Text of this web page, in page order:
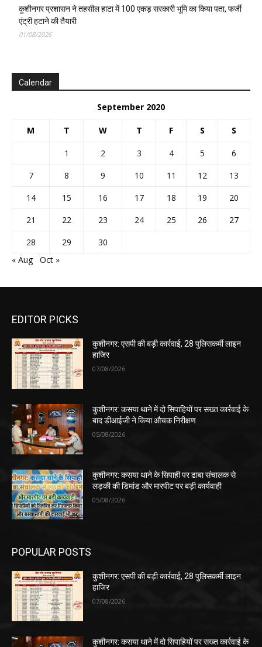
कुशीनगर प्रशासन ने तहसील हाटा में 100 एकड़ सरकारी भूमि का किया पता, फर्जी
एंट्री हटाने की तैयारी
01/08/2026
Calendar
September 2020
M T W T F S S
1 2 3 4 5
6
7
8 9 10 11 12
13
14
15 16 17 18 19
20
21
22 23 24 25 26
27
28
29
30
« Aug
Oct »
EDITOR PICKS
कुशीनगर: एसपी की बड़ी कार्रवाई, 28 पुलिसकर्मी लाइन
हाजिर
07/08/2026
कुशीनगर: कसया थाने में दो सिपाहियों पर सख्त कार्रवाई के
बाद डीआईजी ने किया औचक निरीक्षण
05/08/2026
कुशीनगर: कसया थाने के सिपाही पर ढाबा संचालक से
लड़की की डिमांड और मारपीट पर बड़ी कार्यवाही
05/08/2026
POPULAR POSTS
कुशीनगर: एसपी की बड़ी कार्रवाई, 28 पुलिसकर्मी लाइन
हाजिर
07/08/2026
कुशीनगर: कसया थाने में दो सिपाहियों पर सख्त कार्रवाई के